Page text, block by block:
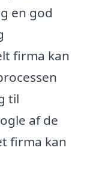
en god
firma kan
til
af de
firma kan